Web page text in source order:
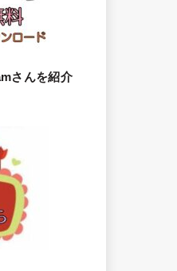
さんを紹介